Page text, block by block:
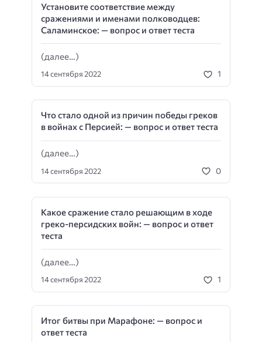
Установите соответствие между
сражениями и именами полководцев:
Саламинское: — вопрос и ответ теста
(далее…)
14 сентября 2022 1
Что стало одной из причин победы греков
в войнах с Пер­сией: — вопрос и ответ теста
(далее…)
14 сентября 2022 0
Какое сражение стало решающим в ходе
греко-персидских войн: — вопрос и ответ
теста
(далее…)
14 сентября 2022 1
Итог битвы при Марафоне: — вопрос и
ответ теста